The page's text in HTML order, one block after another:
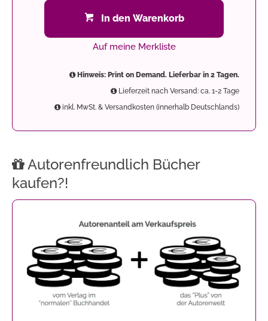
In den Warenkorb
Auf meine Merkliste
Hinweis: Print on Demand. Lieferbar in 2 Tagen.
Lieferzeit nach Versand: ca. 1-2 Tage
inkl. MwSt. & Versandkosten (innerhalb Deutschlands)
Autorenfreundlich Bücher
kaufen?!